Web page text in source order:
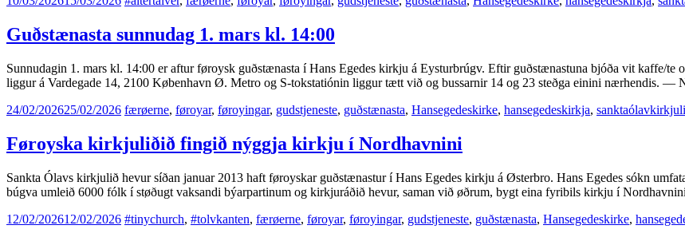
Guðstænasta sunnudag 1. mars kl. 14:00
Sunnudagin 1. mars kl. 14:00 er aftur føroysk guðstænasta í Hans Egedes kirkju á Eysturbrúgv. Eftir guðstænastuna bjóða vit kaffe/
liggur á Vardegade 14, 2100 København Ø. Metro og S-tokstatiónin liggur tætt við og bussarnir 14 og 23 steðga einini nærhendis. —
24/02/202625/02/2026 færøerne, føroyar, føroyingar, gudstjeneste, guðstænasta, Hansegedeskirke, hansegedeskirkja,
Føroyska kirkjuliðið fingið nýggja kirkju í Nordhavnini
Sankta Ólavs kirkjulið hevur síðan januar 2013 haft føroyskar guðstænastur í Hans Egedes kirkju á Østerbro. Hans Egedes sókn
búgva umleið 6000 fólk í støðugt vaksandi býarpartinum og kirkjuráðið hevur, saman við øðrum, bygt eina fyribils kirkju í
12/02/202612/02/2026 #tinychurch, #tolvkanten, færøerne, føroyar, føroyingar, gudstjeneste, guðstænasta, Hansegedeskirke,